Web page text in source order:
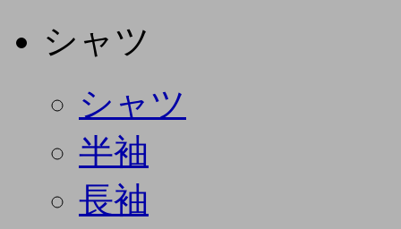
シャツ
シャツ
半袖
長袖